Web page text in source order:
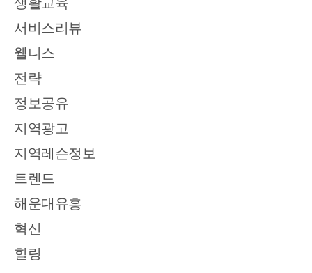
서비스리뷰
웰니스
전략
정보공유
지역광고
지역레슨정보
트렌드
해운대유흥
혁신
힐링